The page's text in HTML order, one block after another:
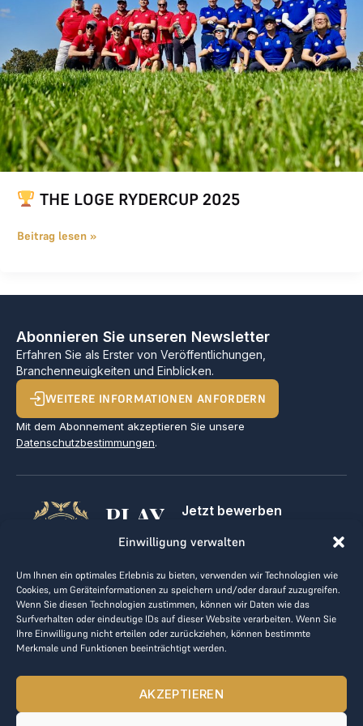
Einwilligung verwalten
Um Ihnen ein optimales Erlebnis zu bieten, verwenden wir Technologien wie
Cookies, um Geräteinformationen zu speichern und/oder darauf zuzugreifen.
Wenn Sie diesen Technologien zustimmen, können wir Daten wie das
Surfverhalten oder eindeutige IDs auf dieser Website verarbeiten. Wenn Sie
Ihre Einwilligung nicht erteilen oder zurückziehen, können bestimmte
Merkmale und Funktionen beeinträchtigt werden.
AKZEPTIEREN
THE LOGE RYDERCUP 2025
Beitrag lesen »
Abonnieren Sie unseren Newsletter
Erfahren Sie als Erster von Veröffentlichungen,
Branchenneuigkeiten und Einblicken.
WEITERE INFORMATIONEN ANFORDERN
Mit dem Abonnement akzeptieren Sie unsere
Datenschutzbestimmungen.
PLAY
GOLF,
MAKE
BUSINESS
Jetzt bewerben
Kontakt
AGB
Datenrichtlinie
kontakt@the-loge.com
Unser freundliches Team hilft Ihnen gerne weiter.
Mo-Fr von 8:00 bis 17:00 Uhr.